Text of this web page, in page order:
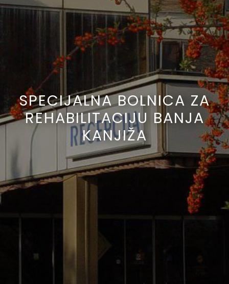
SPECIJALNA BOLNICA ZA
REHABILITACIJU BANJA
KANJIŽA